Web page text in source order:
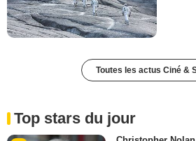
Toutes les actus Ciné &
Top stars du jour